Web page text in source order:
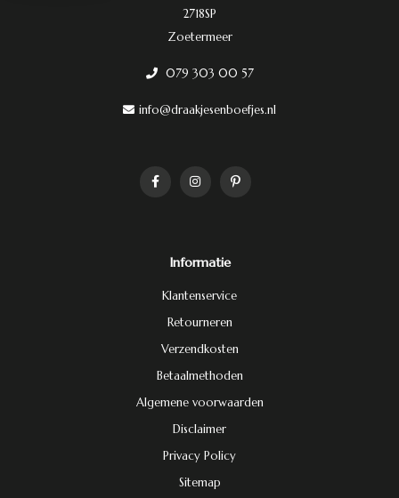
2718SP
Zoetermeer
079 303 00 57
info@draakjesenboefjes.nl
Informatie
Klantenservice
Retourneren
Verzendkosten
Betaalmethoden
Algemene voorwaarden
Disclaimer
Privacy Policy
Sitemap